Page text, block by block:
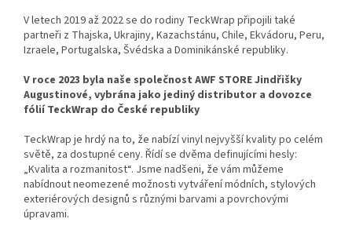
V letech 2019 až 2022 se do rodiny TeckWrap připojili také
partneři z Thajska, Ukrajiny, Kazachstánu, Chile, Ekvádoru, Peru,
Izraele, Portugalska, Švédska a Dominikánské republiky.
V roce 2023 byla naše společnost AWF STORE Jindřišky
Augustinové, vybrána jako jediný distributor a dovozce
fólií TeckWrap do České republiky
TeckWrap je hrdý na to, že nabízí vinyl nejvyšší kvality po celém
světě, za dostupné ceny. Řídí se dvěma definujícími hesly:
„Kvalita a rozmanitost“. Jsme nadšeni, že vám můžeme
nabídnout neomezené možnosti vytváření módních, stylových
exteriérových designů s různými barvami a povrchovými
úpravami.